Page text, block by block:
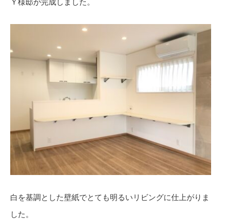
白を基調とした壁紙でとても明るいリビングに仕上がりま
した。